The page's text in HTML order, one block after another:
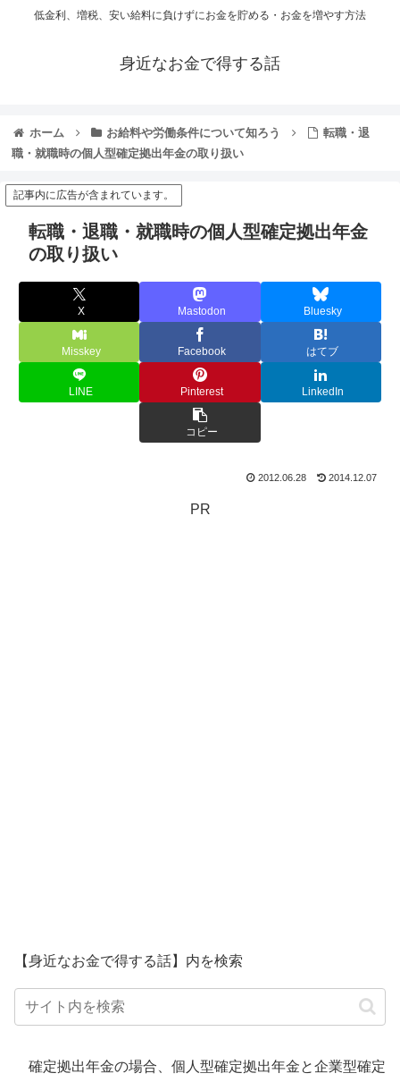
低金利、増税、安い給料に負けずにお金を貯める・お金を増やす方法
身近なお金で得する話
ホーム お給料や労働条件について知ろう
転職・退
職・就職時の個人型確定拠出年金の取り扱い
記事内に広告が含まれています。
転職・退職・就職時の個人型確定拠出年金
の取り扱い
X Mastodon Bluesky
Misskey Facebook はてブ
LINE Pinterest LinkedIn
コピー
2012.06.28 2014.12.07
PR
【身近なお金で得する話】内を検索
確定拠出年金の場合、個人型確定拠出年金と企業型確定